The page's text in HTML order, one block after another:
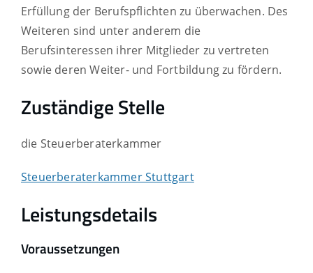
Erfüllung der Berufspflichten zu überwachen. Des
Weiteren sind unter anderem die
Berufsinteressen ihrer Mitglieder zu vertreten
sowie deren Weiter- und Fortbildung zu fördern.
Zuständige Stelle
die Steuerberaterkammer
Steuerberaterkammer Stuttgart
Leistungsdetails
Voraussetzungen